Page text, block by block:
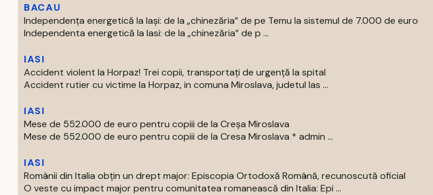
BACAU
Independența energetică la Iași: de la „chinezăria” de pe Temu la sistemul de 7.000 de euro
Independenta energetică la Iasi: de la „chinezăria” de p ...
IASI
Accident violent la Horpaz! Trei copii, transportați de urgență la spital
Accident rutier cu victime la Horpaz, in comuna Miroslava, judetul Ias ...
IASI
Mese de 552.000 de euro pentru copiii de la Creșa Miroslava
Mese de 552.000 de euro pentru copiii de la Cresa Miroslava * admin ...
IASI
Românii din Italia obțin un drept major: Episcopia Ortodoxă Română, recunoscută oficial
O veste cu impact major pentru comunitatea romanească din Italia: Epi ...